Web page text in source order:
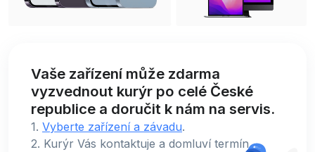
Vaše zařízení může zdarma
vyzvednout kurýr po celé České
republice a doručit k nám na servis.
1. Vyberte zařízení a závadu.
2. Kurýr Vás kontaktuje a domluví termín